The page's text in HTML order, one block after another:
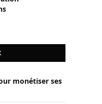
monétiser ses